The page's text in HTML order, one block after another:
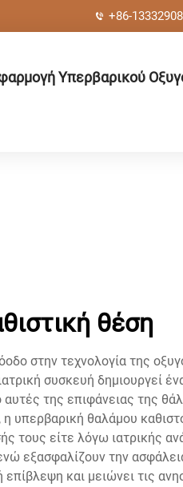
+86-
Υπερβαρικού
θέση
στην τεχνολογία της
συσκευή δημιουργεί
της επιφάνειας της
υπερβαρική θαλάμου
τους είτε λόγω ιατρικής
εξασφαλίζουν την
και μειώνει τις